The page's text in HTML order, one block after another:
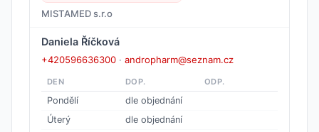
MISTAMED s.r.o
Daniela Říčková
+420596636300 · andropharm@seznam.cz
DEN DOP. ODP.
Pondělí
dle objednání
Úterý
dle objednání